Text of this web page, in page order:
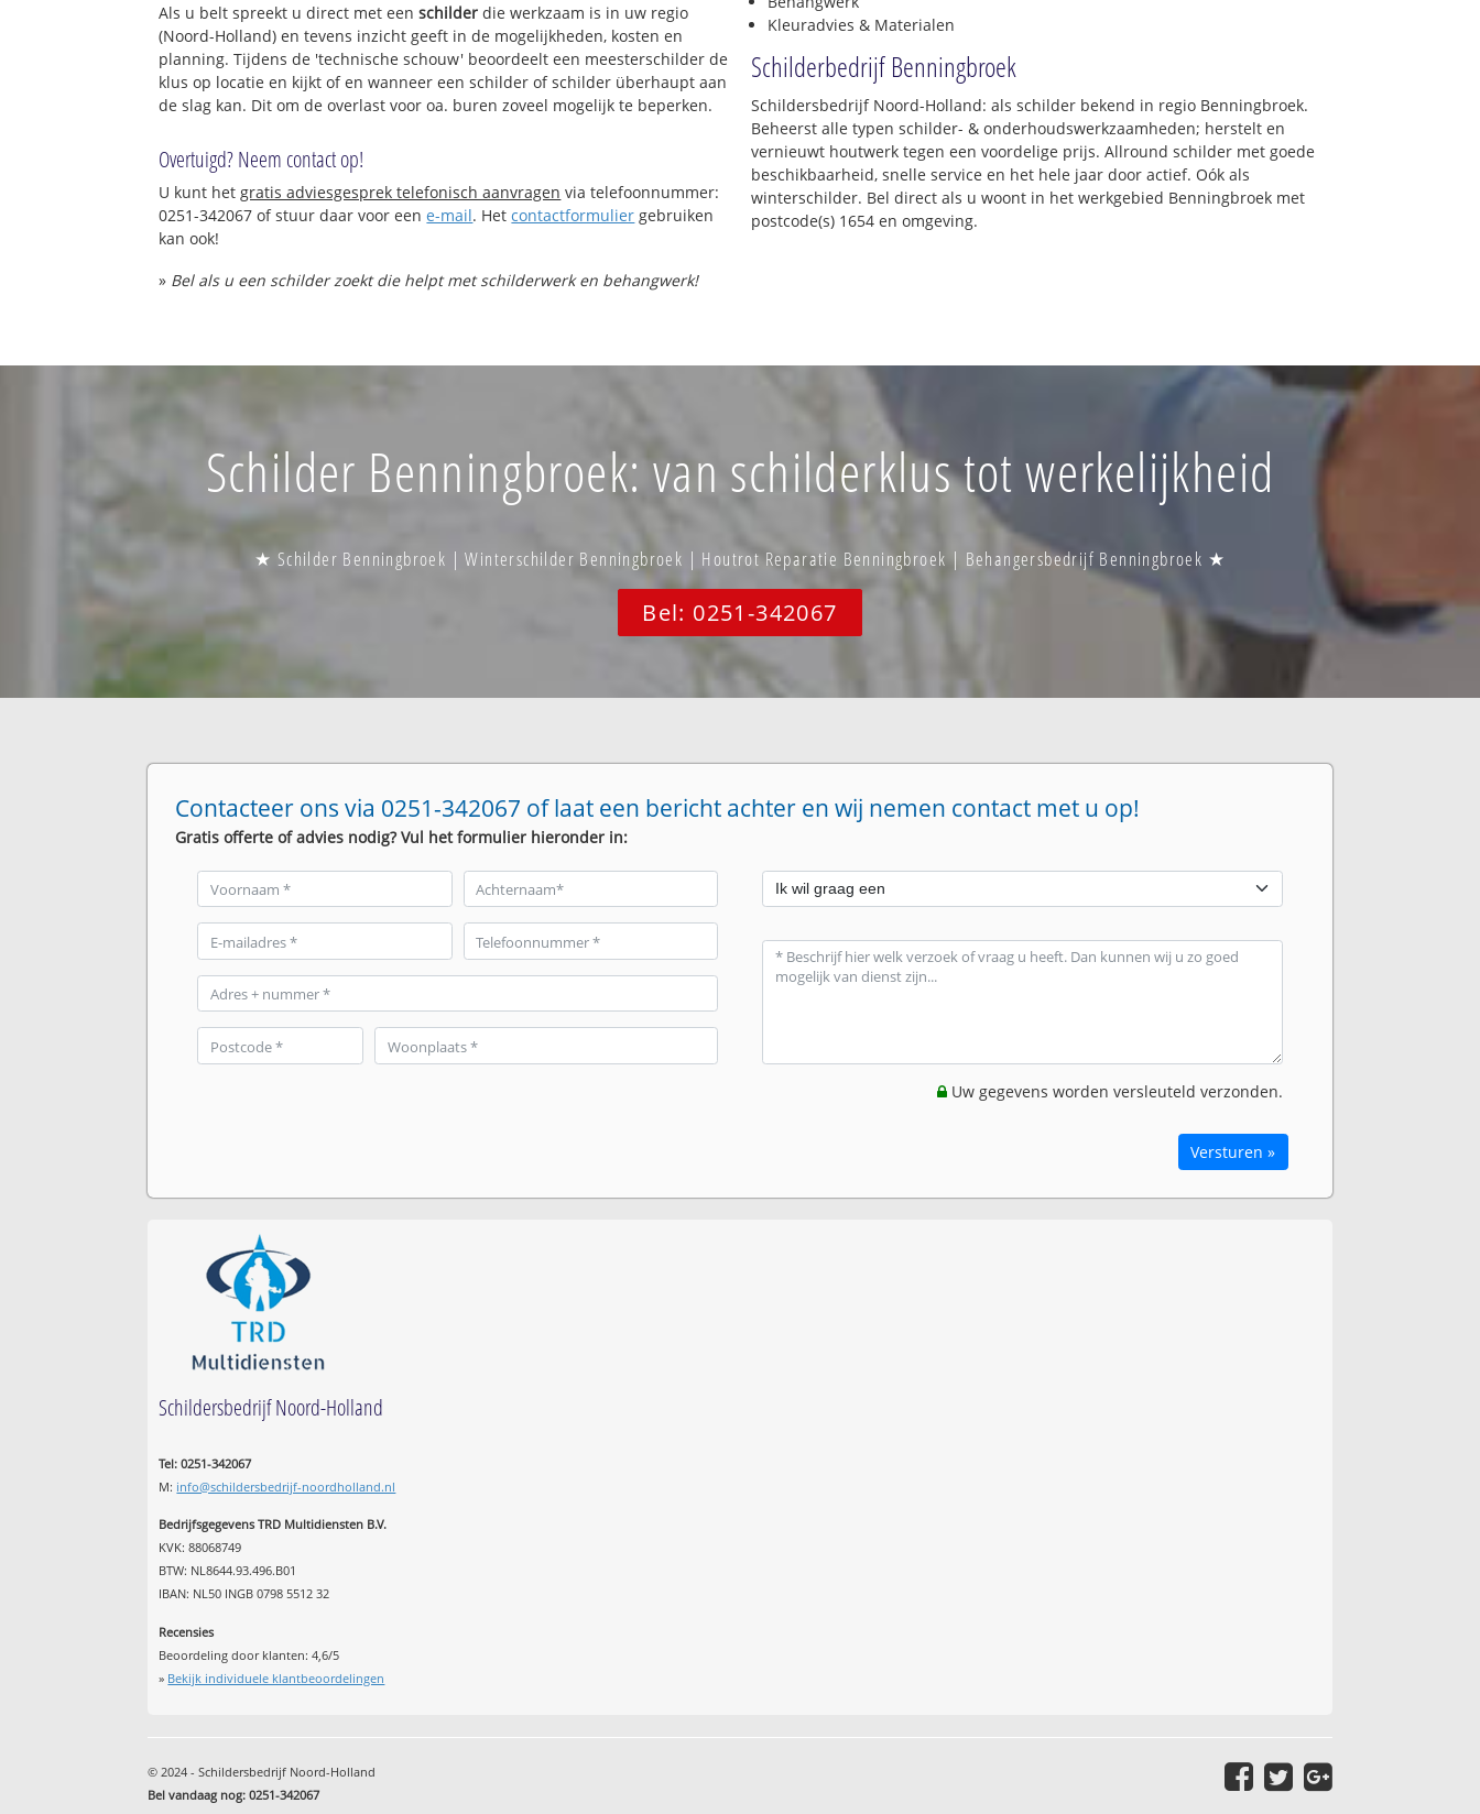
Als u belt spreekt u direct met eenschilder die werkzaam is in uw regio
(Noord-Holland) en tevens inzicht geeft in de mogelijkheden, kosten en
planning. Tijdens de 'technische schouw' beoordeelt een meesterschilder de
klus op locatie en kijkt of en wanneer een schilder of schilder überhaupt aan
de slag kan. Dit om de overlast voor oa. buren zoveel mogelijk te beperken.
Overtuigd? Neem contact op!
U kunt hetgratis adviesgesprek telefonisch aanvragen via telefoonnummer:
0251-342067 of stuur daar voor eene-mail. Hetcontactformulier gebruiken
kan ook!
» Bel als u een schilder zoekt die helpt met schilderwerk en behangwerk!
Kleuradvies & Materialen
Schilderbedrijf Benningbroek
Schildersbedrijf Noord-Holland: als schilder bekend in regio Benningbroek.
Beheerst alle typen schilder- & onderhoudswerkzaamheden; herstelt en
vernieuwt houtwerk tegen een voordelige prijs. Allround schilder met goede
beschikbaarheid, snelle service en het hele jaar door actief. Oók als
winterschilder. Bel direct als u woont in het werkgebied Benningbroek met
postcode(s) 1654 en omgeving.
Schilder Benningbroek: van schilderklus tot werkelijkheid
★ Schilder Benningbroek | Winterschilder Benningbroek | Houtrot Reparatie Benningbroek | Behangersbedrijf Benningbroek ★
Bel: 0251-342067
Contacteer ons via 0251-342067 of laat een bericht achter en wij nemen contact met u op!
Gratis offerte of advies nodig? Vul het formulier hieronder in:
Uw gegevens worden versleuteld verzonden.
Versturen »
Schildersbedrijf Noord-Holland
Tel: 0251-342067
M: info@schildersbedrijf-noordholland.nl
Bedrijfsgegevens TRD Multidiensten B.V.
KVK: 88068749
BTW: NL8644.93.496.B01
IBAN: NL50 INGB 0798 5512 32
Recensies
Beoordeling door klanten:4,6/5
» Bekijk individuele klantbeoordelingen
© 2024 - Schildersbedrijf Noord-Holland
Bel vandaag nog: 0251-342067